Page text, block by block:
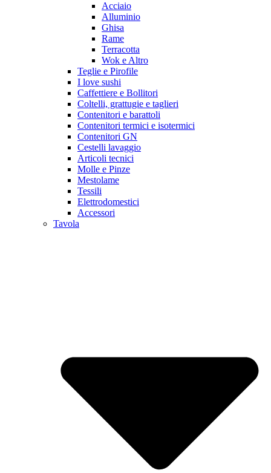
Acciaio
Alluminio
Ghisa
Rame
Terracotta
Wok e Altro
Teglie e Pirofile
I love sushi
Caffettiere e Bollitori
Coltelli, grattugie e taglieri
Contenitori e barattoli
Contenitori termici e isotermici
Contenitori GN
Cestelli lavaggio
Articoli tecnici
Molle e Pinze
Mestolame
Tessili
Elettrodomestici
Accessori
Tavola